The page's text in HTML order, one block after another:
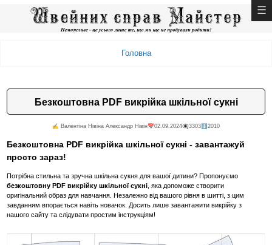
Головна
Безкоштовна PDF викрійка шкільної сукні
✍️ Валентiна Нiвiна Александр Нiвiн📅02.09.2024👁️‍🗨️3303 ⬇️2010
Безкоштовна PDF викрійка шкільної сукні - завантажуй
просто зараз!
Потрібна стильна та зручна шкільна сукня для вашої дитини? Пропонуємо
безкоштовну PDF викрійку шкільної сукні , яка допоможе створити
оригінальний образ для навчання. Незалежно від вашого рівня в шитті, з цим
завданням впорається навіть новачок. Досить лише завантажити викрійку з
нашого сайту та слідувати простим інструкціям!